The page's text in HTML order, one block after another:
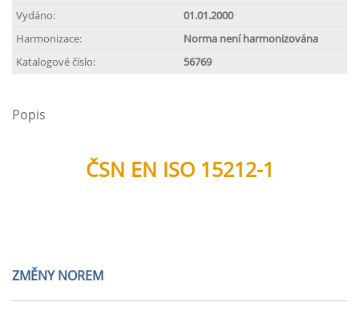
Vydáno:
01.01.2000
Harmonizace:
Norma není harmonizována
Katalogové číslo:
56769
Popis
ČSN EN ISO 15212-1
ZMĚNY NOREM